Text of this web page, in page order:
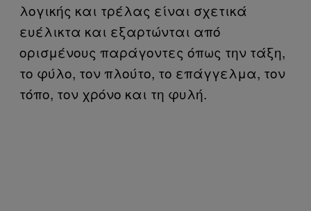
λογικής και τρέλας είναι σχετικά
ευέλικτα και εξαρτώνται από
ορισμένους παράγοντες όπως την τάξη,
το φύλο, τον πλούτο, το επάγγελμα, τον
τόπο, τον χρόνο και τη φυλή.